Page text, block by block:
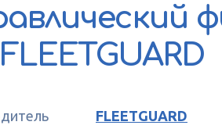
FLEETGUARD